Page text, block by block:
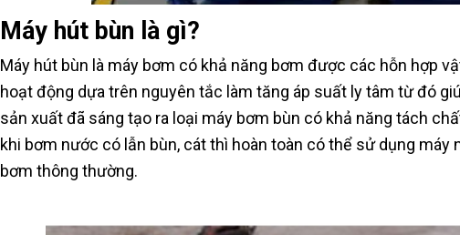
Máy hút bùn là gì?
Máy hút bùn là máy bơm có khả năng bơm được các hỗn hợp
hoạt động dựa trên nguyên tắc làm tăng áp suất ly tâm từ đó
sản xuất đã sáng tạo ra loại máy bơm bùn có khả năng tách
khi bơm nước có lẫn bùn, cát thì hoàn toàn có thể sử dụng máy
bơm thông thường.